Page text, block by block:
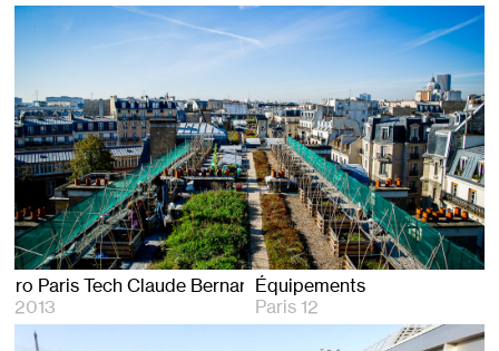
Paris Tech Claude Bernard
2013
Équipements
Paris 12